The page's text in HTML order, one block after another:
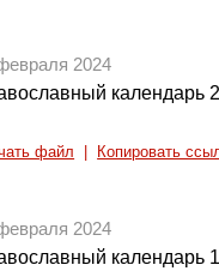
2024
календарь
файл Копировать
2024
календарь